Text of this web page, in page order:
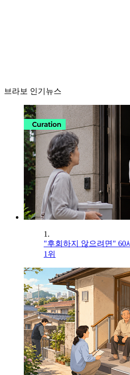
브라보 인기뉴스
1.
"후회하지 않으려면" 60
1위